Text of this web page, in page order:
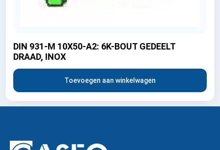
DIN 931-M 10X50-A2: 6K-BOUT GEDEELT
DRAAD, INOX
Toevoegen aan winkelwagen